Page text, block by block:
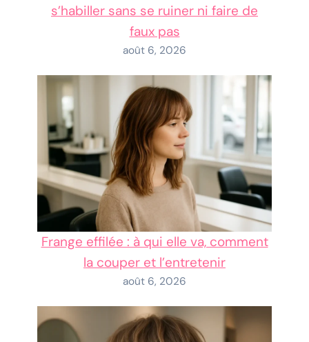
s’habiller sans se ruiner ni faire de
faux pas
août 6, 2026
Frange effilée : à qui elle va, comment
la couper et l’entretenir
août 6, 2026